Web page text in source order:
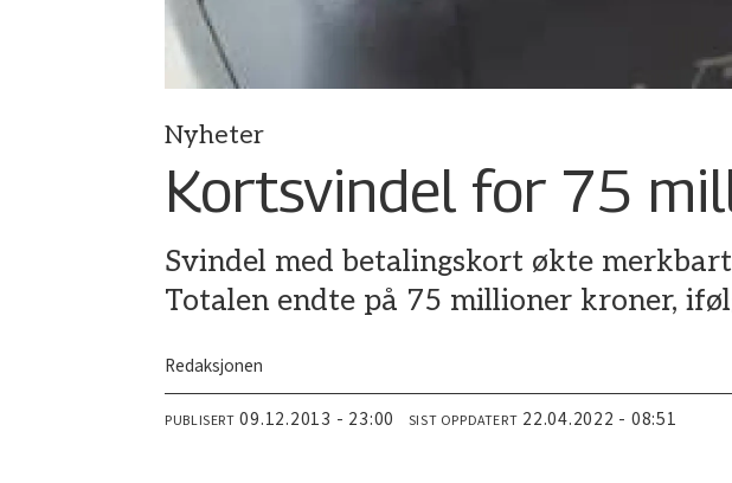
Nyheter
Kortsvindel for 75
Svindel med betalingskort økte
Totalen endte på 75 millioner kroner,
Redaksjonen
PUBLISERT 09.12.2013 - 23:00 SIST OPPDATERT 22.04.2022 - 08:51